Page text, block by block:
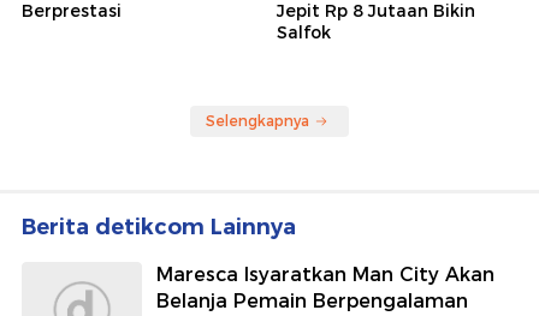
Berprestasi
Jepit Rp 8 Jutaan Bikin
Salfok
Selengkapnya
Berita detikcom Lainnya
Maresca Isyaratkan Man City Akan
Belanja Pemain Berpengalaman